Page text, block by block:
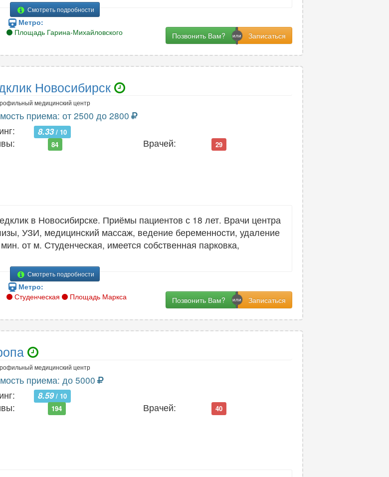
Смотреть подробности
Метро:
Площадь Гарина-Михайловского
Позвонить Вам?
Новосибирск
медицинский центр
приема: от 2500 до 2800
8.33/ 10
84 Врачей: 29
в Новосибирске. Приёмы пациентов с 18 лет. Врачи центра
УЗИ, медицинский массаж, ведение беременности, удаление
от м. Студенческая, имеется собственная парковка,
Смотреть подробности
Метро:
Студенческая
Площадь Маркса Позвонить Вам?
медицинский центр
приема: до 5000
8.59/ 10
194 Врачей: 40